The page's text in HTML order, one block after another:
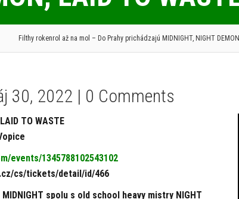
Filthy rokenrol až na mol – Do Prahy prichádzajú MIDNIGHT, NIGHT
30, 2022 | 0 Comments
TO WASTE
events/1345788102543102
cs/tickets/detail/id/466
spolu s old school heavy mistry NIGHT